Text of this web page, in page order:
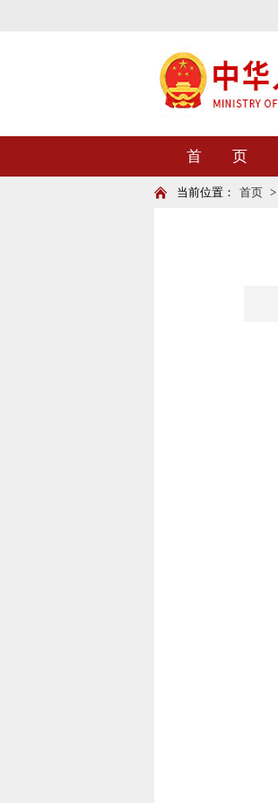
首 页
当前位置： 首页 >